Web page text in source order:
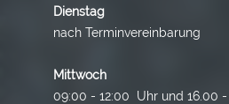
Dienstag
nach Terminvereinbarung
Mittwoch
09:00 - 12:00 Uhr und 16.00 -